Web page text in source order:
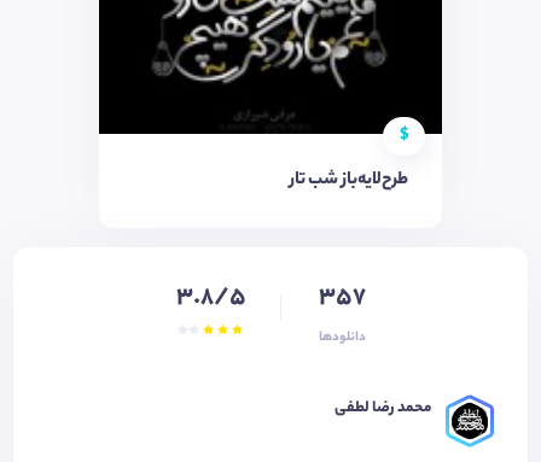
$
طرح‌لایه‌باز شب تار
357
دانلودها
3.8/5
محمد رضا لطفی